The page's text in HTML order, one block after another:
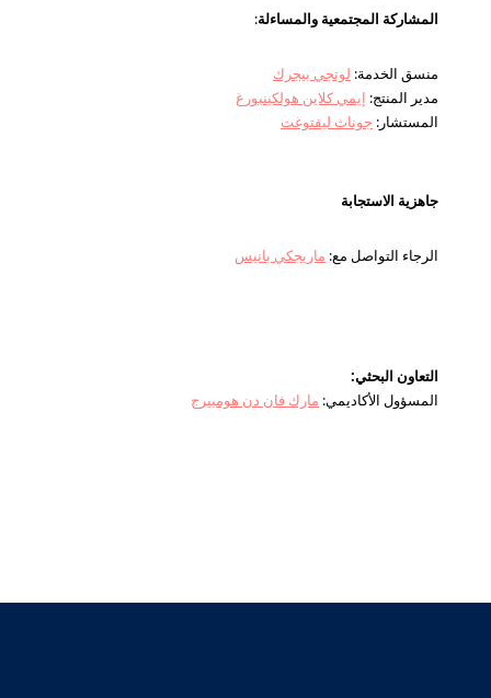
المشاركة المجتمعية والمساءلة:
منسق الخدمة: لوتجي بيجرك
مدير المنتج: إيمي كلاين هولكينبورغ
المستشار: جوناث ليفتوغت
جاهزية الاستجابة
الرجاء التواصل مع: ماريجكي بانيس
التعاون البحثي:
المسؤول الأكاديمي: مارك فان دن هومبيرج